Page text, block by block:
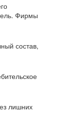
Фирмы
состав,
лишних